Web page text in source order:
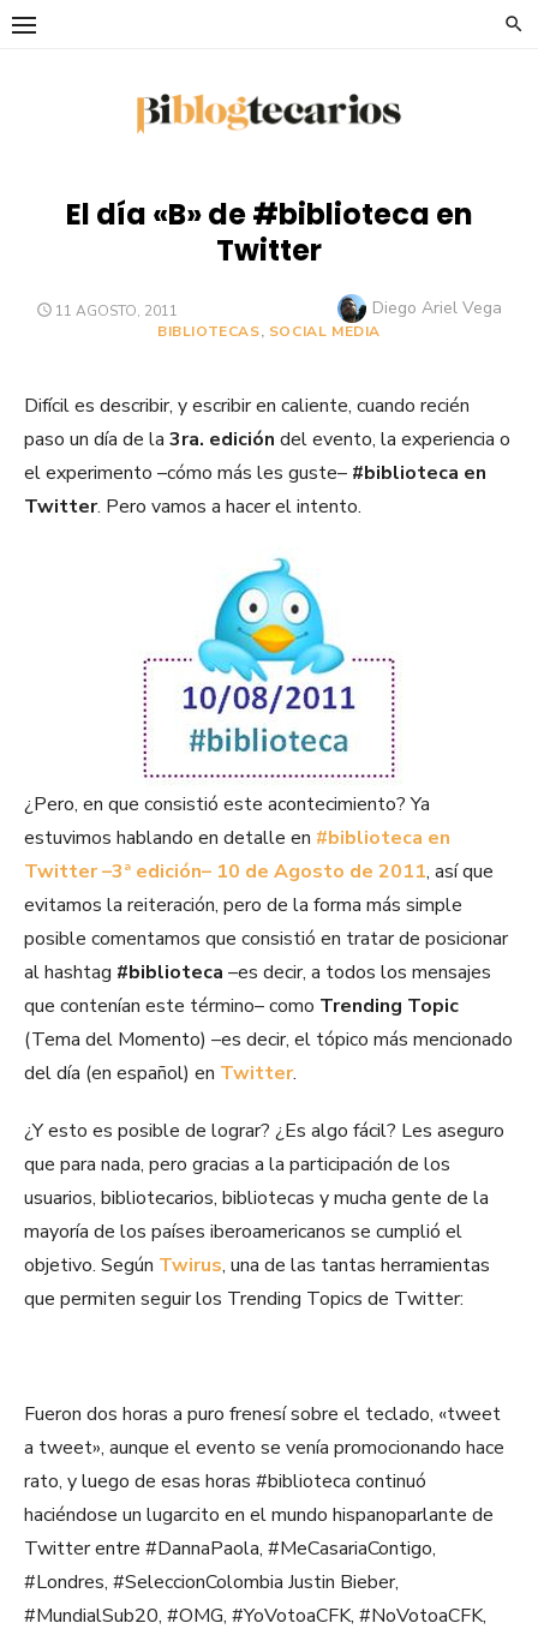
Saltar
El día «B» de #biblioteca en
Twitter
PUBLICADO
11 AGOSTO, 2011 Autor
Diego Ariel Vega
BIBLIOTECAS, SOCIAL MEDIA
Difícil es describir, y escribir en caliente, cuando recién
paso un día de la 3ra. edición del evento, la experiencia o
el experimento –cómo más les guste– #biblioteca en
Twitter. Pero vamos a hacer el intento.
¿Pero, en que consistió este acontecimiento? Ya
estuvimos hablando en detalle en #biblioteca en
Twitter –3ª edición– 10 de Agosto de 2011, así que
evitamos la reiteración, pero de la forma más simple
posible comentamos que consistió en tratar de posicionar
al hashtag #biblioteca –es decir, a todos los mensajes
que contenían este término– como Trending Topic
(Tema del Momento) –es decir, el tópico más mencionado
del día (en español) en Twitter.
¿Y esto es posible de lograr? ¿Es algo fácil? Les aseguro
que para nada, pero gracias a la participación de los
usuarios, bibliotecarios, bibliotecas y mucha gente de la
mayoría de los países iberoamericanos se cumplió el
objetivo. Según Twirus, una de las tantas herramientas
que permiten seguir los Trending Topics de Twitter:
Fueron dos horas a puro frenesí sobre el teclado, «tweet
a tweet», aunque el evento se venía promocionando hace
rato, y luego de esas horas #biblioteca continuó
haciéndose un lugarcito en el mundo hispanoparlante de
Twitter entre #DannaPaola, #MeCasariaContigo,
#Londres, #SeleccionColombia Justin Bieber,
#MundialSub20, #OMG, #YoVotoaCFK, #NoVotoaCFK,